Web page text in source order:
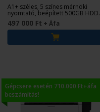
A1+ széles, 5 színes mérnöki
nyomtató, beépített 500GB HDD-
vel
497 000 Ft + Áfa
Gépcsere esetén 710.000 Ft+áfa
beszámítás!